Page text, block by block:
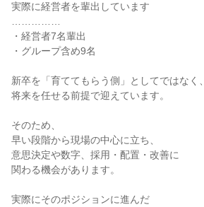
実際に経営者を輩出しています
・経営者7名輩出
・グループ含め9名
新卒を「育ててもらう側」としてではなく、
将来を任せる前提で迎えています。
そのため、
早い段階から現場の中心に立ち、
意思決定や数字、採用・配置・改善に
関わる機会があります。
実際にそのポジションに進んだ